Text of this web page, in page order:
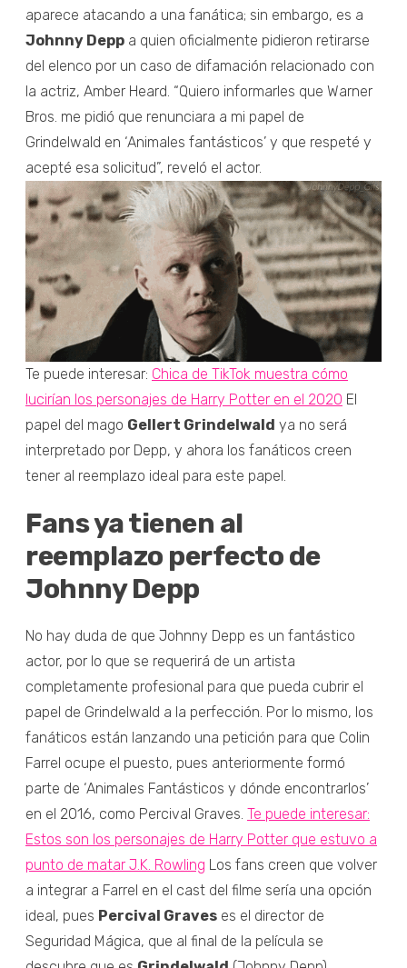
aparece atacando a una fanática; sin embargo, es a
Johnny Depp a quien oficialmente pidieron retirarse
del elenco por un caso de difamación relacionado con
la actriz, Amber Heard. “Quiero informarles que Warner
Bros. me pidió que renunciara a mi papel de
Grindelwald en ‘Animales fantásticos’ y que respeté y
acepté esa solicitud”, reveló el actor.
Te puede interesar: Chica de TikTok muestra cómo
lucirían los personajes de Harry Potter en el 2020 El
papel del mago Gellert Grindelwald ya no será
interpretado por Depp, y ahora los fanáticos creen
tener al reemplazo ideal para este papel.
Fans ya tienen al
reemplazo perfecto de
Johnny Depp
No hay duda de que Johnny Depp es un fantástico
actor, por lo que se requerirá de un artista
completamente profesional para que pueda cubrir el
papel de Grindelwald a la perfección. Por lo mismo, los
fanáticos están lanzando una petición para que Colin
Farrel ocupe el puesto, pues anteriormente formó
parte de ‘Animales Fantásticos y dónde encontrarlos’
en el 2016, como Percival Graves. Te puede interesar:
Estos son los personajes de Harry Potter que estuvo a
punto de matar J.K. Rowling Los fans creen que volver
a integrar a Farrel en el cast del filme sería una opción
ideal, pues Percival Graves es el director de
Seguridad Mágica, que al final de la película se